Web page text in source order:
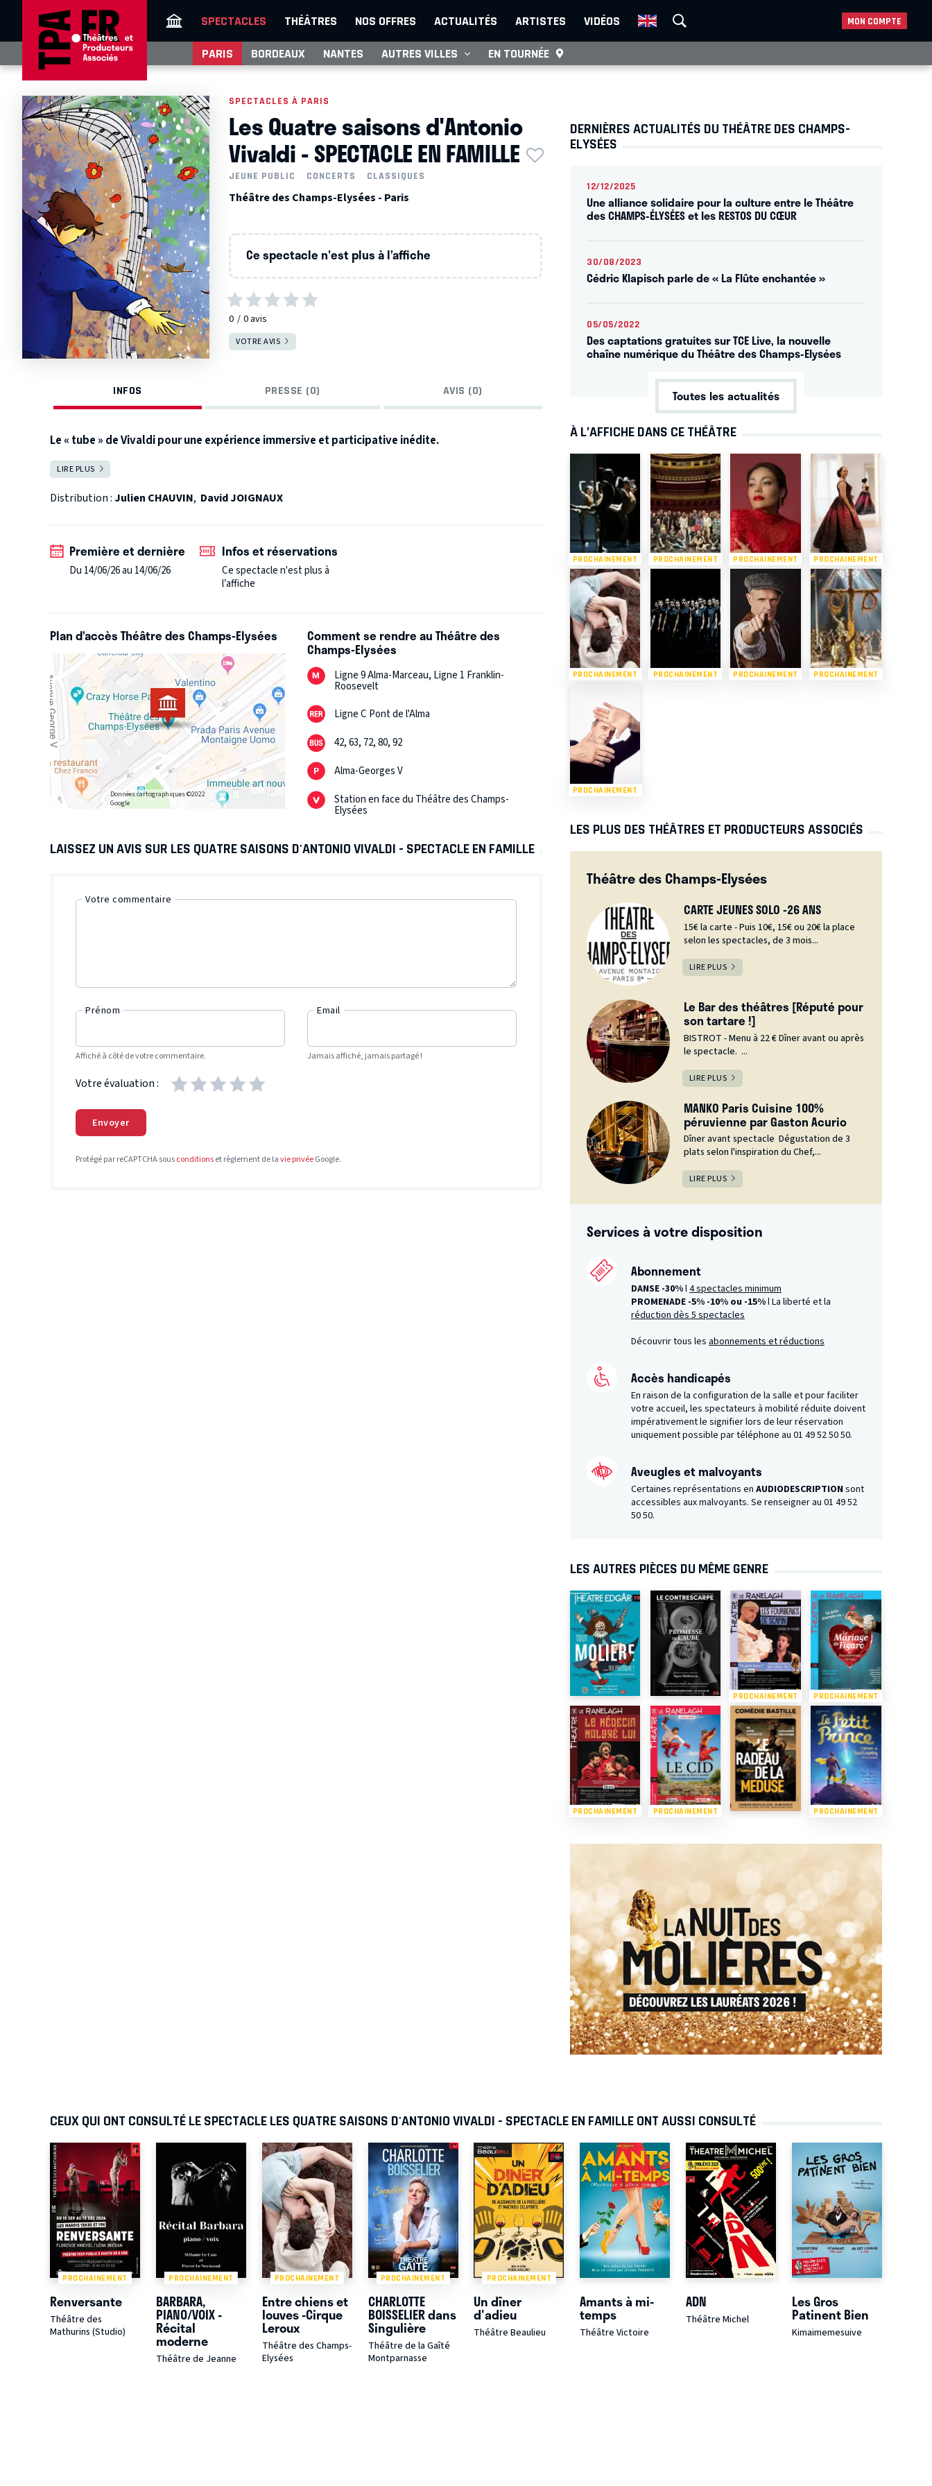
SPECTACLES THÉÂTRES NOS OFFRES ACTUALITÉS ARTISTES VIDÉOS MON COMPTE
PARIS BORDEAUX NANTES AUTRES VILLES EN TOURNÉE
SPECTACLES À PARIS
Les Quatre saisons d'Antonio
Vivaldi - SPECTACLE EN FAMILLE
JEUNE PUBLIC CONCERTS CLASSIQUES
Théâtre des Champs-Elysées - Paris
Ce spectacle n'est plus à l’affiche
0 0avis
VOTRE AVIS
INFOS PRESSE (0) AVIS (0)
Le « tube » de Vivaldi pour une expérience immersive et participative inédite.
LIRE PLUS
Distribution :Julien CHAUVIN, David JOIGNAUX
Première et dernière
Du 14/06/26 au 14/06/26
Infos et réservations
Ce spectacle n'est plus à
l’affiche
Plan d’accès Théâtre des Champs-Elysées
Données cartographiques ©2022
Google
Comment se rendre au Théâtre des
Champs-Elysées
Ligne 9 Alma-Marceau, Ligne 1 Franklin-
Roosevelt
Ligne C Pont de l'Alma
42, 63, 72, 80, 92
Alma-Georges V
Station en face du Théâtre des Champs-
Elysées
LAISSEZ UN AVIS SUR LES QUATRE SAISONS D'ANTONIO VIVALDI - SPECTACLE EN FAMILLE
Votre commentaire
Prénom
Affiché à côté de votre commentaire.
Email
Jamais affiché, jamais partagé !
Votre évaluation :
Envoyer
Protégé par reCAPTCHA sousconditionset règlement de lavie privéeGoogle.
DERNIÈRES ACTUALITÉS DU THÉÂTRE DES CHAMPS-
ELYSÉES
12/12/2025
Une alliance solidaire pour la culture entre le Théâtre
des CHAMPS-ÉLYSÉES et les RESTOS DU CŒUR
30/08/2023
Cédric Klapisch parle de « La Flûte enchantée »
05/05/2022
Des captations gratuites sur TCE Live, la nouvelle
chaîne numérique du Théâtre des Champs-Elysées
Toutes les actualités
À L’AFFICHE DANS CE THÉÂTRE
PROCHAINEMENT PROCHAINEMENT PROCHAINEMENT PROCHAINEMENT
PROCHAINEMENT PROCHAINEMENT PROCHAINEMENT PROCHAINEMENT
PROCHAINEMENT
LES PLUS DES THÉÂTRES ET PRODUCTEURS ASSOCIÉS
Théâtre des Champs-Elysées
CARTE JEUNES SOLO -26 ANS
15€ la carte - Puis 10€, 15€ ou 20€ la place
selon les spectacles, de 3 mois...
LIRE PLUS
Le Bar des théâtres [Réputé pour
son tartare !]
BISTROT - Menu à 22 € Dîner avant ou après
le spectacle. ...
LIRE PLUS
MANKO Paris Cuisine 100%
péruvienne par Gaston Acurio
Dîner avant spectacle Dégustation de 3
plats selon l'inspiration du Chef,...
LIRE PLUS
Services à votre disposition
Abonnement
DANSE -30%l4 spectacles minimum
PROMENADE -5% -10% ou -15%l La liberté et la
réduction dès 5 spectacles
Découvrir tous les abonnements et réductions
Accès handicapés
En raison de la configuration de la salle et pour faciliter
votre accueil, les spectateurs à mobilité réduite doivent
impérativement le signifier lors de leur réservation
uniquement possible par téléphone au 01 49 52 50 50.
Aveugles et malvoyants
Certaines représentations en AUDIODESCRIPTION sont
accessibles aux malvoyants. Se renseigner au 01 49 52
50 50.
LES AUTRES PIÈCES DU MÊME GENRE
PROCHAINEMENT PROCHAINEMENT
PROCHAINEMENT PROCHAINEMENT PROCHAINEMENT
CEUX QUI ONT CONSULTÉ LE SPECTACLE LES QUATRE SAISONS D'ANTONIO VIVALDI - SPECTACLE EN FAMILLE ONT AUSSI CONSULTÉ
PROCHAINEMENT
Renversante
Théâtre des
Mathurins (Studio)
PROCHAINEMENT
BARBARA,
PIANO/VOIX -
Récital
moderne
Théâtre de Jeanne
PROCHAINEMENT
Entre chiens et
louves -Cirque
Leroux
Théâtre des Champs-
Elysées
PROCHAINEMENT
CHARLOTTE
BOISSELIER dans
Singulière
Théâtre de la Gaîté
Montparnasse
PROCHAINEMENT
Un dîner
d'adieu
Théâtre Beaulieu
Amants à mi-
temps
Théâtre Victoire
ADN
Théâtre Michel
Les Gros
Patinent Bien
Kimaimemesuive